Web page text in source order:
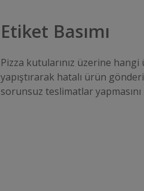
Etiket Basımı
Pizza kutularınız üzerine
yapıştırarak hatalı ürün
sorunsuz teslimatlar yapmasını